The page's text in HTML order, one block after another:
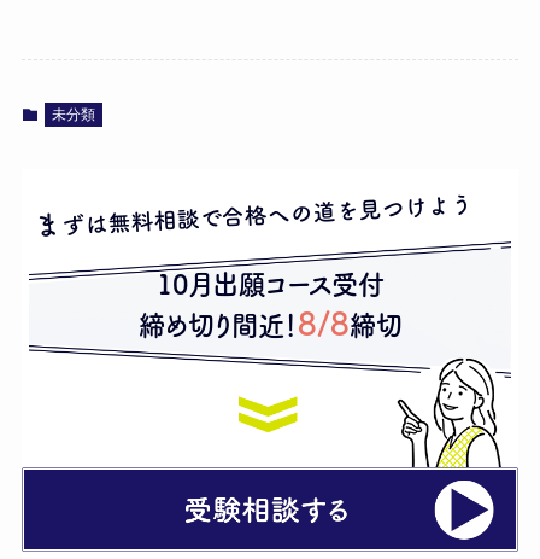
未分類
ま ずは無料相談で合格への道を見つけよう
10月出願コース受付
締め切り間近！ 8/8締切